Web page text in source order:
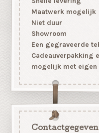
Maatwerk mogelijk
Niet duur
Showroom
Een gegraveerde
Cadeauverpakking
mogelijk met eigen